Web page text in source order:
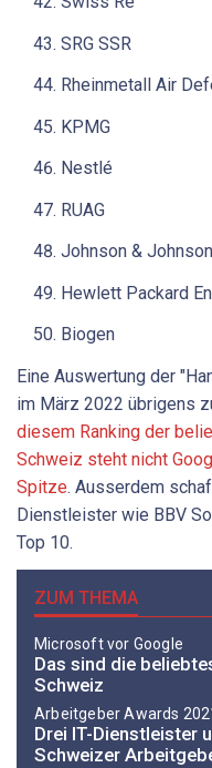
SRG SSR
Rheinmetall Air
KPMG
Nestlé
RUAG
Johnson & Johnson
Hewlett Packard
Biogen
Eine Auswertung der
im März 2022 übrigens
diesem Ranking der
Schweiz steht nicht
Spitze. Ausserdem
Dienstleister wie BBV
Top 10.
ZUM THEMA
Microsoft vor Google
Das sind die
Schweiz
Arbeitgeber Awards
Drei IT-Dienstleister
Schweizer